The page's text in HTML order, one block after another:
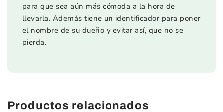
para que sea aún más cómoda a la hora de
llevarla. Además tiene un identificador para poner
el nombre de su dueño y evitar así, que no se
pierda.
Productos relacionados